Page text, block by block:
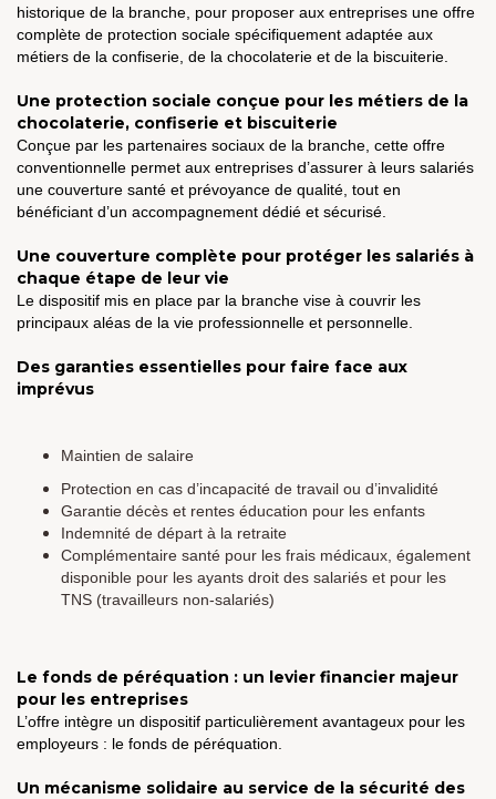
historique de la branche, pour proposer aux entreprises une offre
complète de protection sociale spécifiquement adaptée aux
métiers de la confiserie, de la chocolaterie et de la biscuiterie.
Une protection sociale conçue pour les métiers de la
chocolaterie, confiserie et biscuiterie
Conçue par les partenaires sociaux de la branche, cette offre
conventionnelle permet aux entreprises d’assurer à leurs salariés
une couverture santé et prévoyance de qualité, tout en
bénéficiant d’un accompagnement dédié et sécurisé.
Une couverture complète pour protéger les salariés à
chaque étape de leur vie
Le dispositif mis en place par la branche vise à couvrir les
principaux aléas de la vie professionnelle et personnelle.
Des garanties essentielles pour faire face aux
imprévus
Maintien de salaire
Protection en cas d’incapacité de travail ou d’invalidité
Garantie décès et rentes éducation pour les enfants
Indemnité de départ à la retraite
Complémentaire santé pour les frais médicaux, également
disponible pour les ayants droit des salariés et pour les
TNS (travailleurs non-salariés)
Le fonds de péréquation : un levier financier majeur
pour les entreprises
L’offre intègre un dispositif particulièrement avantageux pour les
employeurs : le fonds de péréquation.
Un mécanisme solidaire au service de la sécurité des